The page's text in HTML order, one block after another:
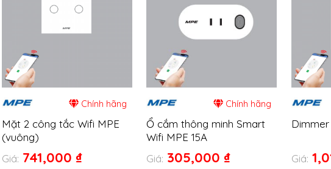
Chính hãng
Mặt 2 công tắc Wifi MPE
(vuông)
Giá: 741,000 ₫
Chính hãng
Ổ cắm thông minh Smart
Wifi MPE 15A
Giá: 305,000 ₫ Giá: